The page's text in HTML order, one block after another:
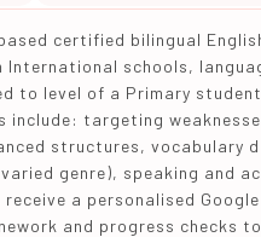
certified bilingual
International schools,
to level of a Primary
include: targeting
structures, vocabulary
genre), speaking and
receive a personalised
and progress checks